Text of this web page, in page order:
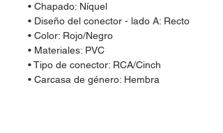
• Chapado: Níquel
• Diseño del conector - lado A: Recto
• Color: Rojo/Negro
• Materiales: PVC
• Tipo de conector: RCA/Cinch
• Carcasa de género: Hembra